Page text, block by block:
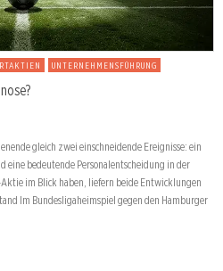
UNTERNEHMENSFÜHRUNG
gleich zwei einschneidende Ereignisse: ein
eine bedeutende Personalentscheidung in der
im Blick haben, liefern beide Entwicklungen
Im Bundesligaheimspiel gegen den Hamburger